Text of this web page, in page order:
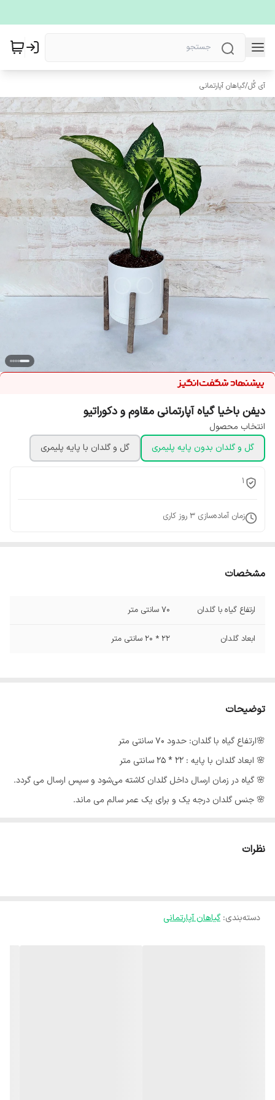
آی گُل/گیاهان آپارتمانی
دیفن باخیا گیاه آپارتمانی مقاوم و دکوراتیو
انتخاب محصول
گل و گلدان بدون پایه پلیمری
گل و گلدان با پایه پلیمری
1
زمان آماده‌سازی 3 روز کاری
مشخصات
ارتفاع گیاه با گلدان 70 سانتی متر
ابعاد گلدان 22 * 20 سانتی متر
توضیحات
🌸ارتفاع گیاه با گلدان: حدود 70 سانتی متر
🌸 ابعاد گلدان با پایه : 22 * 25 سانتی متر
🌸 گیاه در زمان ارسال داخل گلدان کاشته می‌شود و سپس ارسال می گردد‌.
🌸 جنس گلدان درجه یک و برای یک عمر سالم می ماند.
🍃ارسال به درب منزل مشتری می باشد.
🍃ارسال با پست خصوصی می باشد، و استفاده از این پست تغییری در
نظرات
دسته‌بندی:گیاهان آپارتمانی